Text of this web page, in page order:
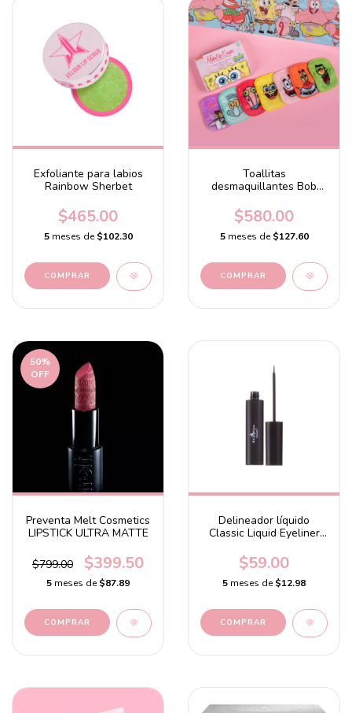
Exfoliante para labios
Rainbow Sherbet
$465.00
5 meses de$102.30
Toallitas
desmaquillantes Bob
$580.00
5 meses de$127.60
50%
OFF
Preventa Melt Cosmetics
LIPSTICK ULTRA MATTE
$799.00 $399.50
5 meses de$87.89
Delineador líquido
Classic Liquid Eyeliner
$59.00
5 meses de$12.98